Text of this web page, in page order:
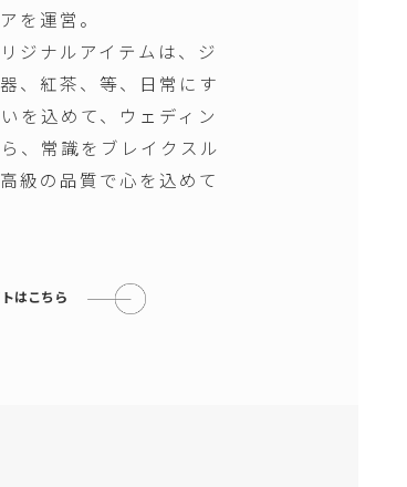
を運営。
ジナルアイテムは、ジ
、紅茶、等、日常にす
を込めて、ウェディン
、常識をブレイクスル
級の品質で心を込めて
はこちら